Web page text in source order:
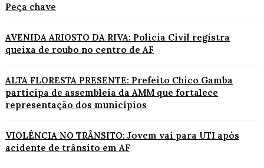
Peça chave
AVENIDA ARIOSTO DA RIVA: Polícia Civil registra
queixa de roubo no centro de AF
ALTA FLORESTA PRESENTE: Prefeito Chico Gamba
participa de assembleia da AMM que fortalece
representação dos municípios
VIOLÊNCIA NO TRÂNSITO: Jovem vai para UTI após
acidente de trânsito em AF